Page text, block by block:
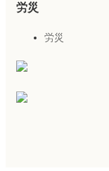
労災
労災